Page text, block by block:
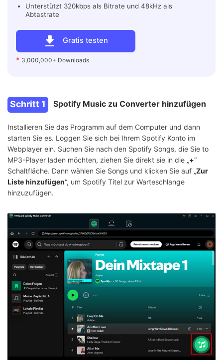
Gratis testen
* 3,000,000+ Downloads
Unterstützt 320kbps als Bitrate und 48kHz als
Abtastrate
Schritt 1 Spotify Music zu Converter hinzufügen
Installieren Sie das Programm auf dem Computer und dann
starten Sie es. Loggen Sie sich bei Ihrem Spotify Konto im
Webplayer ein. Suchen Sie nach den Spotify Songs, die Sie to
MP3-Player laden möchten, ziehen Sie direkt sie in die „+“
Schaltfläche. Dann wählen Sie Songs und klicken Sie auf „Zur
Liste hinzufügen“, um Spotify Titel zur Warteschlange
hinzuzufügen.